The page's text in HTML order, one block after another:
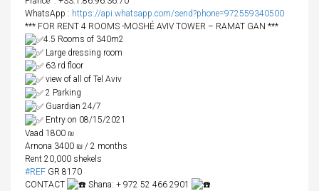
WhatsApp : https://api.whatsapp.com/send?phone=972559340500
*** FOR RENT 4 ROOMS -MOSHÉ AVIV TOWER – RAMAT GAN ***
4.5 Rooms of 340m2
Large dressing room
63 rd floor
view of all of Tel Aviv
2 Parking
Guardian 24/7
Entry on 08/15/2021
Vaad 1800 ₪
Arnona 3400 ₪ / 2 months
Rent 20,000 shekels
#REF GR 8170
CONTACT
Shana: + 972 52 466 2901